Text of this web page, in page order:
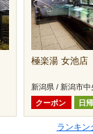
極楽湯 女池店
新潟県 / 新潟市中
クーポン
日
ランキン